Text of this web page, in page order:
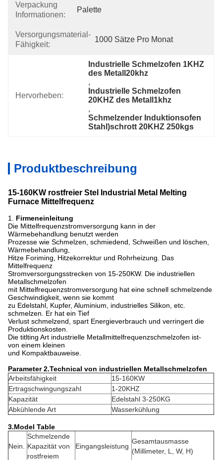
Verpackung
Informationen:
Palette
Versorgungsmaterial-
Fähigkeit:
1000 Sätze Pro Monat
Hervorheben:
Industrielle Schmelzofen 1KHZ
des Metall20khz
,
Industrielle Schmelzofen
20KHZ des Metall1khz
,
Schmelzender Induktionsofen
Stahl)schrott 20KHZ 250kgs
Produktbeschreibung
15-160KW rostfreier Stel Industrial Metal Melting
Furnace Mittelfrequenz
1. Firmeneinleitung
Die Mittelfrequenzstromversorgung kann in der
Wärmebehandlung benutzt werden
Prozesse wie Schmelzen, schmiedend, Schweißen und löschen,
Wärmebehandlung,
Hitze Foriming, Hitzekorrektur und Rohrheizung. Das
Mittelfrequenz
Stromversorgungsstrecken von 15-250KW. Die industriellen
Metallschmelzofen
mit Mittelfrequenzstromversorgung hat eine schnell schmelzende
Geschwindigkeit, wenn sie kommt
zu Edelstahl, Kupfer, Aluminium, industrielles Silikon, etc.
schmelzen. Er hat ein Tief
Verlust schmelzend, spart Energieverbrauch und verringert die
Produktionskosten.
Die titlting Art industrielle Metallmittelfrequenzschmelzofen ist-
von einem kleinen
und Kompaktbauweise.
Parameter 2.Technical von industriellen Metallschmelzofen
Arbeitsfähigkeit
15-160KW
Ertragschwingungszahl
1-20KHZ
Kapazität
Edelstahl 3-250KG
Abkühlende Art
Wasserkühlung
3.Model Table
Nein.
Schmelzende
Kapazität von
rostfreiem
Eingangsleistung
Gesamtausmasse
(Millimeter, L, W, H)